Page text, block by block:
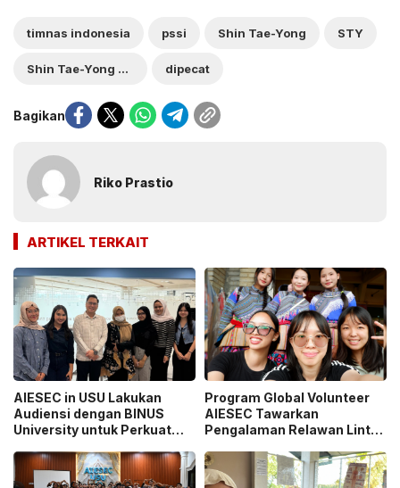
timnas indonesia pssi Shin Tae-Yong STY
Shin Tae-Yong dipecat dipecat
Bagikan
Riko Prastio
ARTIKEL TERKAIT
AIESEC in USU Lakukan
Audiensi dengan BINUS
University untuk Perkuat
Mahasiswa
Program Global Volunteer
AIESEC Tawarkan
Pengalaman Relawan Lintas